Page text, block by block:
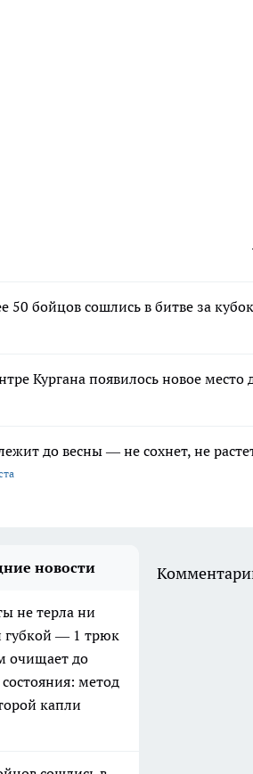
50 бойцов сошлись в битве за
Кургана появилось новое место
до весны — не сохнет, не
новости
не терла ни
губкой — 1 трюк
очищает до
состояния: метод
капли